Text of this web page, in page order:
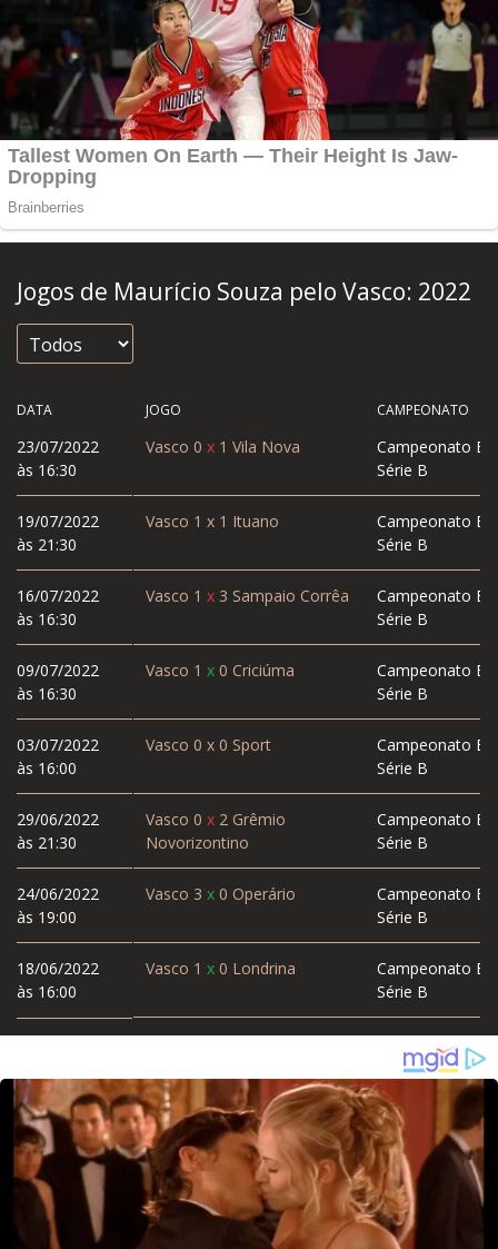
Jogos de Maurício Souza pelo Vasco: 2022
DATA
23/07/2022
às 16:30
19/07/2022
às 21:30
16/07/2022
às 16:30
09/07/2022
às 16:30
03/07/2022
às 16:00
29/06/2022
às 21:30
24/06/2022
às 19:00
18/06/2022
às 16:00
JOGO CAMPEONATO
Vasco 0 x 1 Vila Nova
Campeonato
Série B
Vasco 1 x 1 Ituano
Campeonato
Série B
Vasco 1 x 3 Sampaio Corrêa
Campeonato
Série B
Vasco 1 x 0 Criciúma
Campeonato
Série B
Vasco 0 x 0 Sport
Campeonato
Série B
Vasco 0 x 2Grêmio
Novorizontino
Campeonato
Série B
Vasco 3 x 0 Operário
Campeonato
Série B
Vasco 1 x 0 Londrina
Campeonato
Série B